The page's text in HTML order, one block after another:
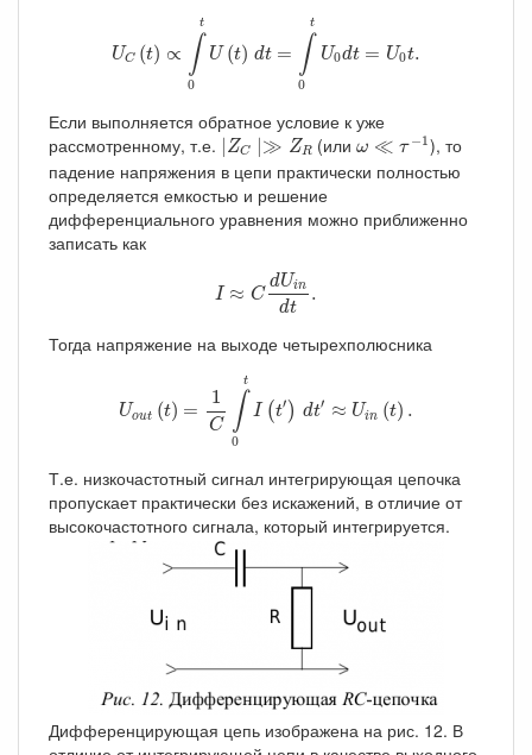
UC (t) ∝
t
∫
0
U (t) dt =
t
∫
0
U0dt = U0t.
∫0 U
Если выполняется обратное условие к уже
рассмотренному, т.е. ∣ZC ∣≫ ZR
∣ZC∣≫ZR(илиω ≪ τ −1
ω≪ −1), то
падение напряжения в цепи практически полностью
определяется емкостью и решение
дифференциального уравнения можно приближенно
записать как
I ≈ C
dUin
dt
.
Uind
Тогда напряжение на выходе четырехполюсника
Uout (t) =
1
C
t
∫
0
I (t′ ) dt′ ≈ Uin (t) .
C∫
Т.е. низкочастотный сигнал интегрирующая цепочка
пропускает практически без искажений, в отличие от
высокочастотного сигнала, который интегрируется.
Дифференцирующая цепь изображена на рис. 12. В